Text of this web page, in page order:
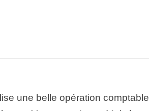
une belle opération comptable